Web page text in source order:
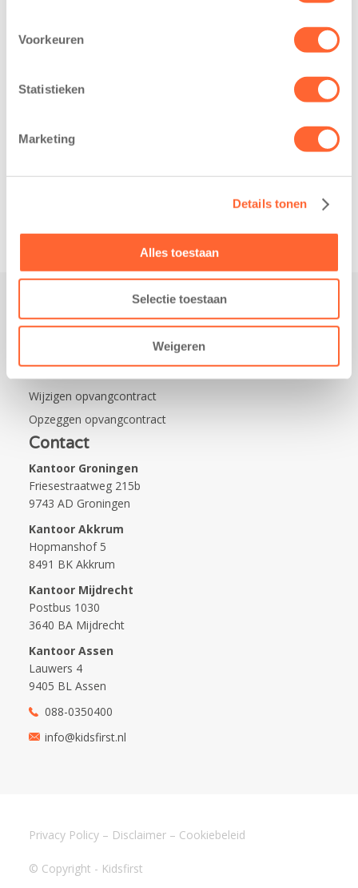
Voorkeuren
Statistieken
Marketing
Details tonen
Alles toestaan
Selectie toestaan
Weigeren
realisatie van een
kindcentrum in
Leeuwarden Zuid.
Na…
Praktisch
Wijzigen opvangcontract
Opzeggen opvangcontract
Contact
Kantoor Groningen
Friesestraatweg 215b
9743 AD Groningen
Kantoor Akkrum
Hopmanshof 5
8491 BK Akkrum
Kantoor Mijdrecht
Postbus 1030
3640 BA Mijdrecht
Kantoor Assen
Lauwers 4
9405 BL Assen
088-0350400
info@kidsfirst.nl
© Copyright - Kidsfirst
Privacy Policy – Disclaimer – Cookiebeleid